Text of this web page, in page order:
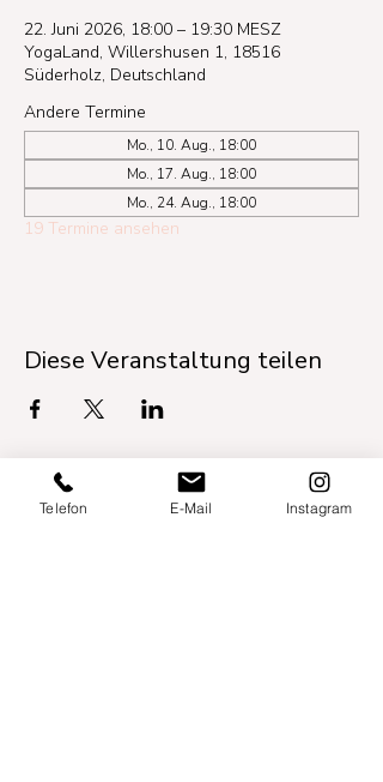
22. Juni 2026, 18:00 – 19:30 MESZ
YogaLand, Willershusen 1, 18516
Süderholz, Deutschland
Andere Termine
Mo., 10. Aug., 18:00
Mo., 17. Aug., 18:00
Mo., 24. Aug., 18:00
19 Termine ansehen
Diese Veranstaltung teilen
Telefon E-Mail Instagram